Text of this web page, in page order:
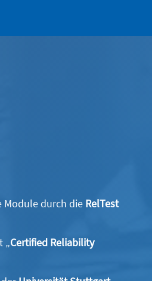
Module durch die RelTest
„Certified Reliability